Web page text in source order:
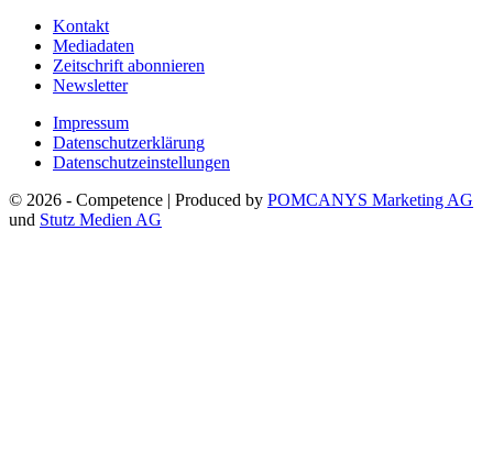
Kontakt
Mediadaten
Zeitschrift abonnieren
Newsletter
Impressum
Datenschutzerklärung
Datenschutzeinstellungen
© 2026 - Competence | Produced by POMCANYS Marketing AG
und Stutz Medien AG